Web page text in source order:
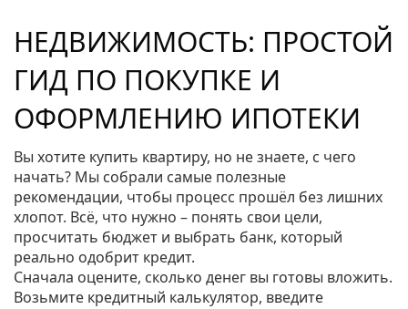
НЕДВИЖИМОСТЬ: ПРОСТОЙ
ГИД ПО ПОКУПКЕ И
ОФОРМЛЕНИЮ ИПОТЕКИ
Вы хотите купить квартиру, но не знаете, с чего
начать? Мы собрали самые полезные
рекомендации, чтобы процесс прошёл без лишних
хлопот. Всё, что нужно – понять свои цели,
просчитать бюджет и выбрать банк, который
реально одобрит кредит.
Сначала оцените, сколько денег вы готовы вложить.
Возьмите кредитный калькулятор, введите